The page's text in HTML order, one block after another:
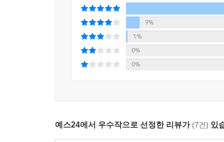
9%
1%
0%
0%
예스24에서 우수작으로 선정한 리뷰가 (7건) 있